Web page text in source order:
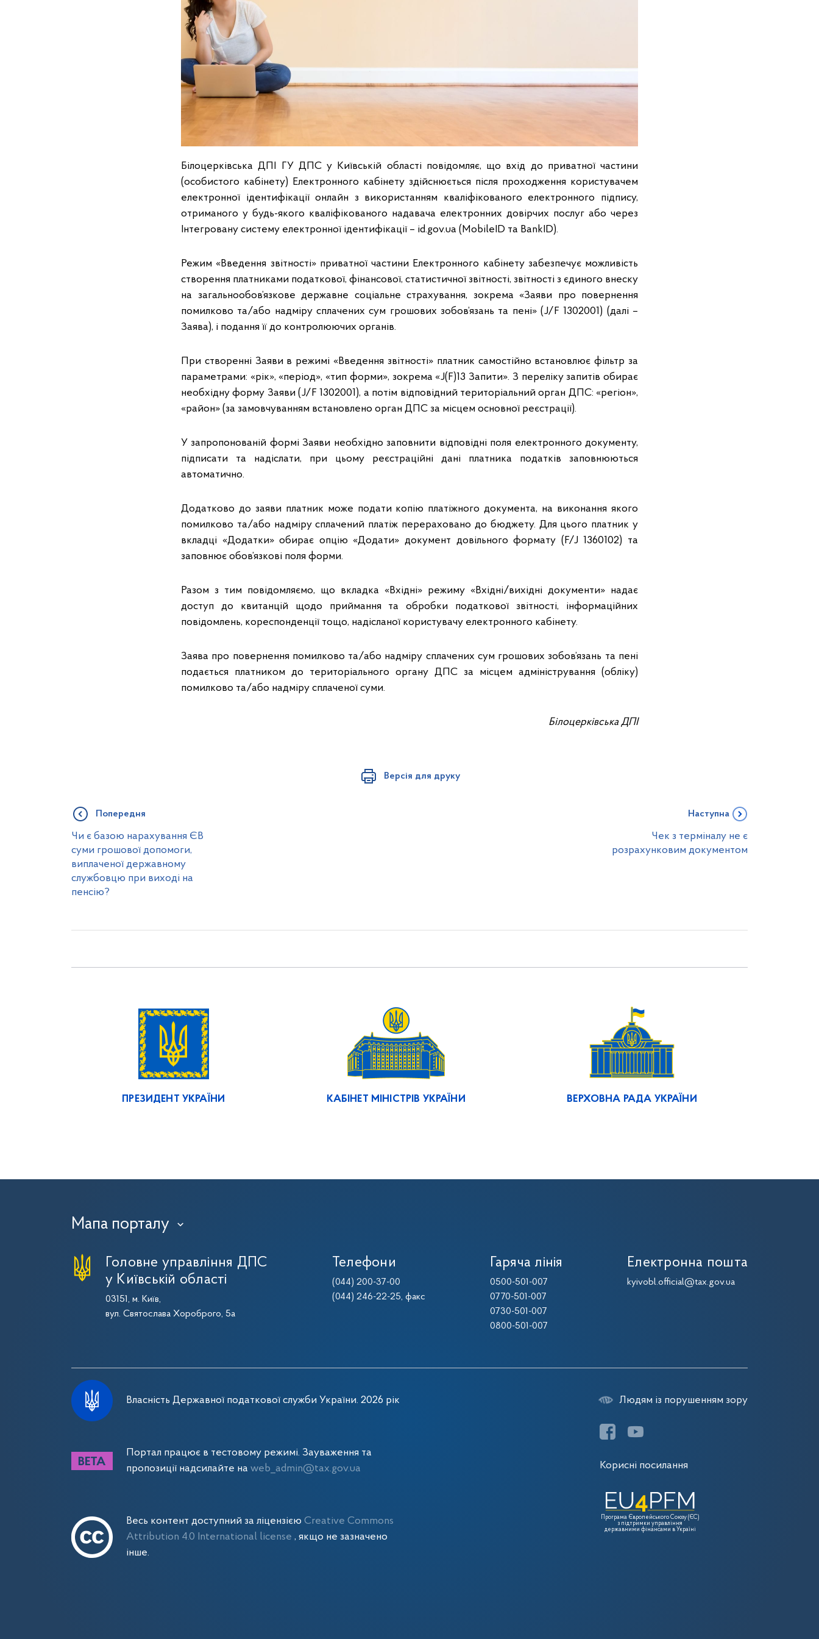
Білоцерківська ДПІ ГУ ДПС у Київській області повідомляє, що вхід до приватної частини
(особистого кабінету) Електронного кабінету здійснюється після проходження користувачем
електронної ідентифікації онлайн з використанням кваліфікованого електронного підпису,
отриманого у будь-якого кваліфікованого надавача електронних довірчих послуг або через
Інтегровану систему електронної ідентифікації – id.gov.ua (MobileID та BankID).
Режим «Введення звітності» приватної частини Електронного кабінету забезпечує можливість
створення платниками податкової, фінансової, статистичної звітності, звітності з єдиного внеску
на загальнообов’язкове державне соціальне страхування, зокрема «Заяви про повернення
помилково та/або надмiру сплачених сум грошових зобов’язань та пенi» (J/F 1302001) (далі –
Заява), і подання її до контролюючих органів.
При створенні Заяви в режимі «Введення звітності» платник самостійно встановлює фільтр за
параметрами: «рік», «період», «тип форми», зокрема «J(F)13 Запити». З переліку запитів обирає
необхідну форму Заяви (J/F 1302001), а потім відповідний територіальний орган ДПС: «регіон»,
«район» (за замовчуванням встановлено орган ДПС за місцем основної реєстрації).
У запропонованій формі Заяви необхідно заповнити відповідні поля електронного документу,
підписати та надіслати, при цьому реєстраційні дані платника податків заповнюються
автоматично.
Додатково до заяви платник може подати копію платіжного документа, на виконання якого
помилково та/або надміру сплачений платіж перераховано до бюджету. Для цього платник у
вкладці «Додатки» обирає опцію «Додати» документ довільного формату (F/J 1360102) та
заповнює обов’язкові поля форми.
Разом з тим повідомляємо, що вкладка «Вхідні» режиму «Вхідні/вихідні документи» надає
доступ до квитанцій щодо приймання та обробки податкової звітності, інформаційних
повідомлень, кореспонденції тощо, надісланої користувачу електронного кабінету.
Заява про повернення помилково та/або надмiру сплачених сум грошових зобов’язань та пенi
подається платником до територіального органу ДПС за місцем адміністрування (обліку)
помилково та/або надміру сплаченої суми.
Білоцерківська ДПІ
Версія для друку
Попередня
Чи є базою нарахування ЄВ
суми грошової допомоги,
виплаченої державному
службовцю при виході на
пенсію?
Наступна
Чек з терміналу не є
розрахунковим документом
ПРЕЗИДЕНТ УКРАЇНИ КАБІНЕТ МІНІСТРІВ УКРАЇНИ ВЕРХОВНА РАДА УКРАЇНИ
Мапа порталу ›
Головне управління ДПС
у Київській області
03151, м. Київ,
вул. Святослава Хороброго, 5а
Телефони
(044) 200-37-00
(044) 246-22-25, факс
Гаряча лінія
0500-501-007
0770-501-007
0730-501-007
0800-501-007
Електронна пошта
kyivobl.official@tax.gov.ua
Власність Державної податкової служби України. 2026 рік
Портал працює в тестовому режимі. Зауваження та
пропозиції надсилайте на web_admin@tax.gov.ua
Весь контент доступний за ліцензією Creative Commons
Attribution 4.0 International license , якщо не зазначено
інше.
Людям із порушенням зору
Корисні посилання
Програма Європейського Союзу (ЄС)
з підтримки управління
державними фінансами в Україні